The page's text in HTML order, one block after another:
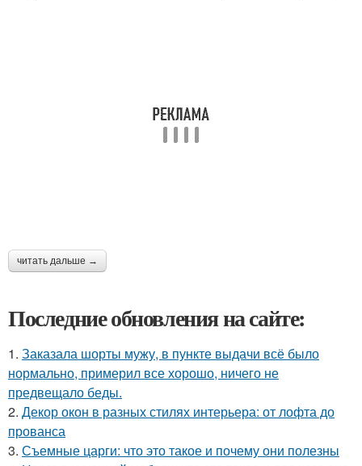
читать дальше →
Последние обновления на сайте:
1. Заказала шорты мужу, в пункте выдачи всё было
нормально, примерил все хорошо, ничего не
предвещало беды.
2. Декор окон в разных стилях интерьера: от лофта до
прованса
3. Съемные царги: что это такое и почему они полезны